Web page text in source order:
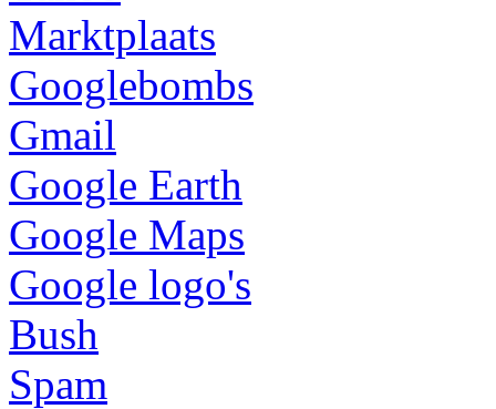
Marktplaats
Googlebombs
Gmail
Google Earth
Google Maps
Google logo's
Bush
Spam